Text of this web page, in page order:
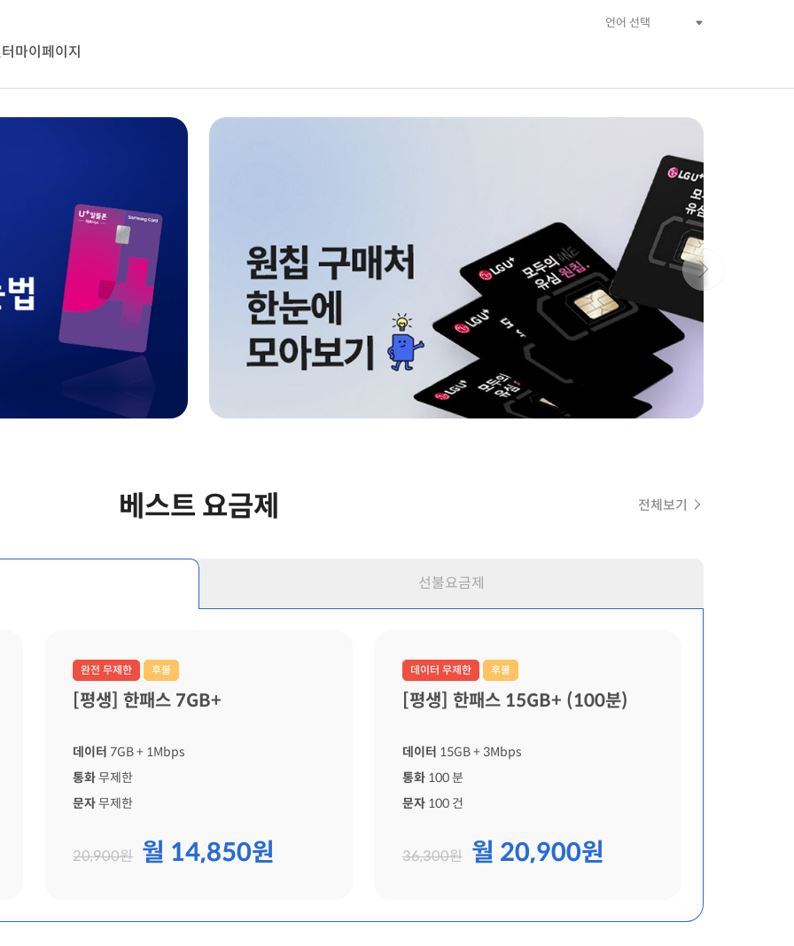
마이페이지
베스트 요금제 전체보기
선불요금제
완전 무제한 후불
[평생] 한패스 7GB+
데이터 7GB+ 1Mbps
통화무제한
문자무제한
20,900원 월 14,850원
데이터 무제한 후불
[평생] 한패스 15GB+ (100분)
데이터 15GB+ 3Mbps
통화100 분
문자100 건
36,300원 월 20,900원